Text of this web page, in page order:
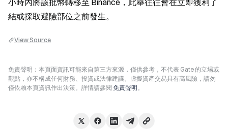
小時內將該批幣轉移至 Binance，此舉往往會在立即獲利了
結或採取避險部位之前發生。
View Source
免責聲明：本頁面資訊可能來自第三方來源，僅供參考，不代表 Gate 的立場或
觀點，亦不構成任何財務、投資或法律建議。虛擬資產交易具有高風險，請勿
僅依賴本頁資訊作出決策。詳情請參閱 免責聲明。